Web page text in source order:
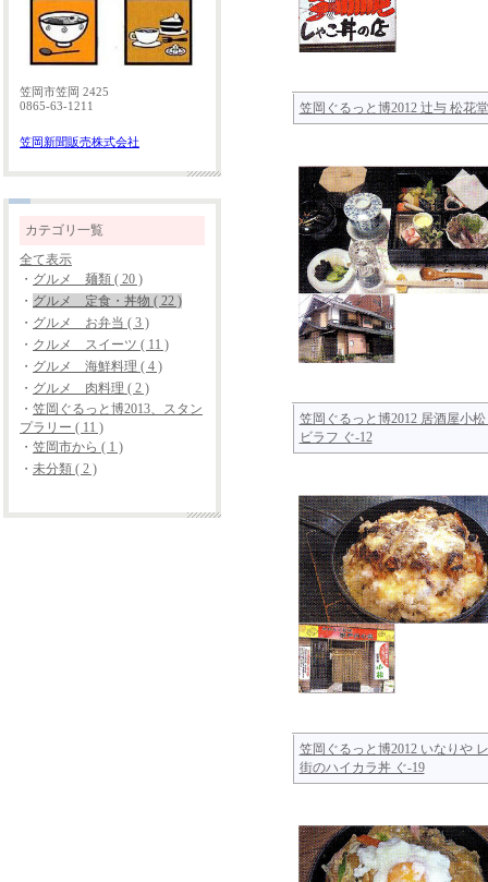
笠岡市笠岡 2425
0865-63-1211
笠岡新聞販売株式会社
カテゴリ一覧
全て表示
・ グルメ 麺類 ( 20 )
・ グルメ 定食・丼物 ( 22 )
・ グルメ お弁当 ( 3 )
・ クルメ スイーツ ( 11 )
・ グルメ 海鮮料理 ( 4 )
・ グルメ 肉料理 ( 2 )
・ 笠岡ぐるっと博2013、スタン
プラリー ( 11 )
・ 笠岡市から ( 1 )
・ 未分類 ( 2 )
笠岡ぐるっと博2012 辻与 松花
笠岡ぐるっと博2012 居酒屋小
ビラフ ぐ-12
笠岡ぐるっと博2012 いなりや
街のハイカラ丼 ぐ-19